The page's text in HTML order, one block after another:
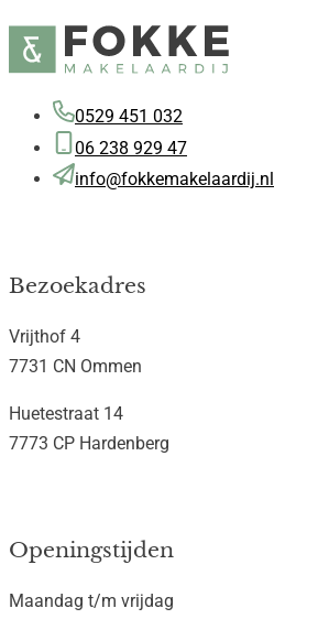
0529 451 032
06 238 929 47
info@fokkemakelaardij.nl
Bezoekadres
Vrijthof 4
7731 CN Ommen
Huetestraat 14
7773 CP Hardenberg
Openingstijden
Maandag t/m vrijdag